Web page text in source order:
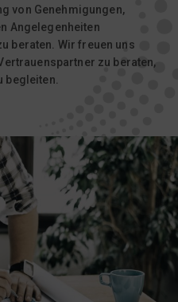
von Genehmigungen,
Angelegenheiten
beraten. Wir freuen uns
zu beraten,
begleiten.